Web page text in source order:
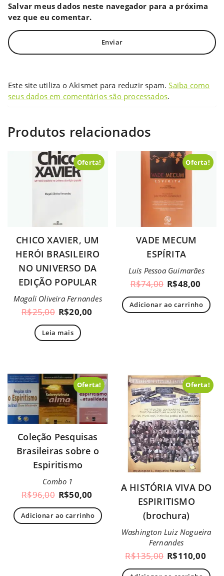
Salvar meus dados neste navegador para a próxima
vez que eu comentar.
Este site utiliza o Akismet para reduzir spam.Saiba como
seus dados em comentários são processados.
Produtos relacionados
Oferta!
CHICO XAVIER, UM
HERÓI BRASILEIRO
NO UNIVERSO DA
EDIÇÃO POPULAR
Magali Oliveira Fernandes
R$25,00 R$20,00
Leia mais
Oferta!
VADE MECUM
ESPÍRITA
Luís Pessoa Guimarães
R$74,00 R$48,00
Adicionar ao carrinho
Oferta!
Coleção Pesquisas
Brasileiras sobre o
Espiritismo
Combo 1
R$96,00 R$50,00
Adicionar ao carrinho
Oferta!
A HISTÓRIA VIVA DO
ESPIRITISMO
(brochura)
Washington Luiz Nogueira
Fernandes
R$135,00 R$110,00